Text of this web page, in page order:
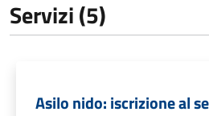
Servizi (5)
Asilo nido: iscrizione al